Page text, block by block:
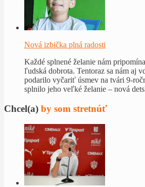
Nová izbička plná radosti
Každé splnené želanie nám
ľudská dobrota. Tentoraz sa nám aj
podarilo vyčariť úsmev na tvári 9-
splnilo jeho veľké želanie – nová
Chcel(a) by som stretnúť